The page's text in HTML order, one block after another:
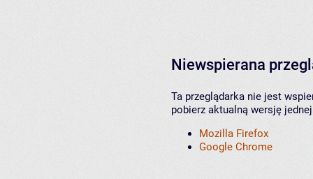
Niewspierana
Ta przeglądarka nie jest
pobierz aktualną wersję
Mozilla Firefox
Google Chrome